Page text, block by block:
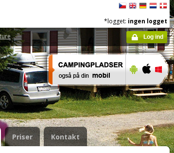
*logget: ingen logget
Log ind
Priser Kontakt